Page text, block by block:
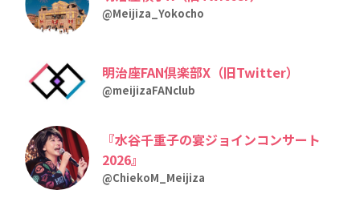
@Meijiza_Yokocho
明治座FAN倶楽部X（旧Twitter）
@meijizaFANclub
『水谷千重子の宴ジョインコンサート
2026』
@ChiekoM_Meijiza